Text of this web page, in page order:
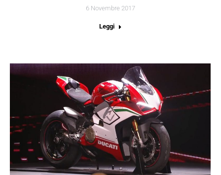
6 Novembre 2017
Leggi